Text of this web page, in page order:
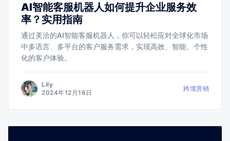
AI智能客服机器人如何提升企业服务效
率？实用指南
通过美洽的AI智能客服机器人，你可以轻松应对全球化市场
中多语言、多平台的客户服务需求，实现高效、智能、个性
化的客户体验。
Lily
2024年12月16日
跨境营销